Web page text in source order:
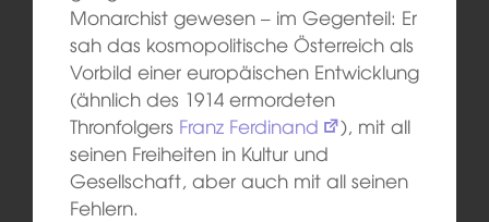
Monarchist gewesen – im Gegenteil: Er
sah das kosmopolitische Österreich als
Vorbild einer europäischen Entwicklung
(ähnlich des 1914 ermordeten
Thronfolgers Franz Ferdinand
), mit all
seinen Freiheiten in Kultur und
Gesellschaft, aber auch mit all seinen
Fehlern.